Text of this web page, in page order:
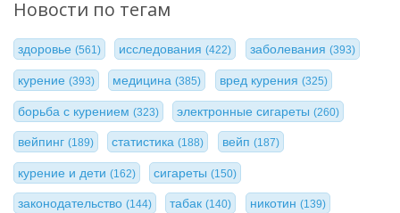
Новости по тегам
здоровье (561) исследования(422) заболевания (393)
курение (393) медицина(385) вред курения (325)
борьба с курением (323) электронные сигареты(260)
вейпинг (189) статистика(188) вейп (187)
курение и дети (162) сигареты(150)
законодательство (144) табак(140) никотин (139)